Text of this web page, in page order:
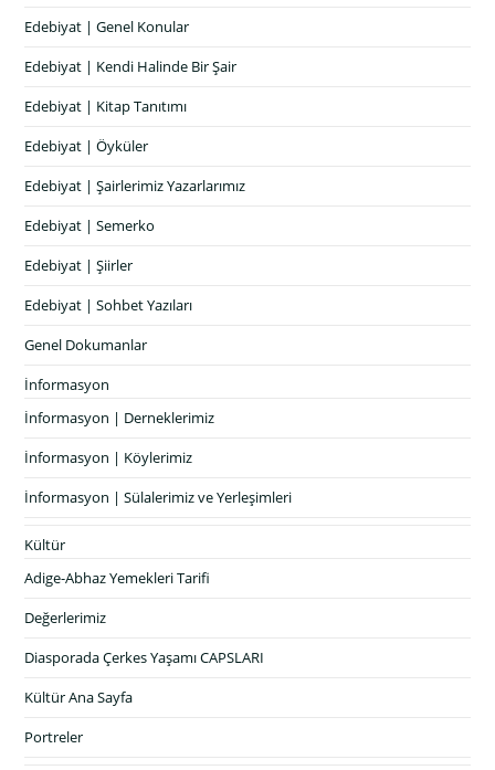
Edebiyat | Genel Konular
Edebiyat | Kendi Halinde Bir Şair
Edebiyat | Kitap Tanıtımı
Edebiyat | Öyküler
Edebiyat | Şairlerimiz Yazarlarımız
Edebiyat | Semerko
Edebiyat | Şiirler
Edebiyat | Sohbet Yazıları
Genel Dokumanlar
İnformasyon
İnformasyon | Derneklerimiz
İnformasyon | Köylerimiz
İnformasyon | Sülalerimiz ve Yerleşimleri
Kültür
Adige-Abhaz Yemekleri Tarifi
Değerlerimiz
Diasporada Çerkes Yaşamı CAPSLARI
Kültür Ana Sayfa
Portreler